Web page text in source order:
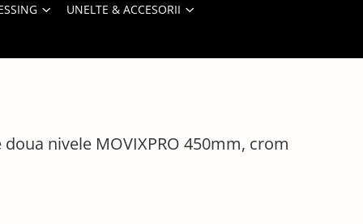
UNELTE & ACCESORII
nivele MOVIXPRO 450mm, crom